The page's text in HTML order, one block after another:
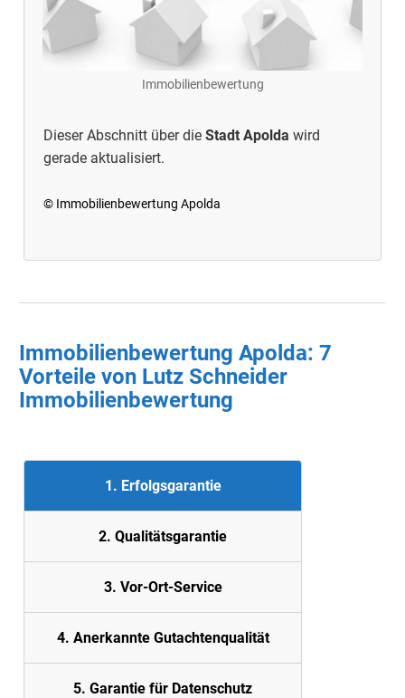
Immobilienbewertung
Dieser Abschnitt über die Stadt Apolda wird
gerade aktualisiert.
© Immobilienbewertung Apolda
Immobilienbewertung Apolda: 7
Vorteile von Lutz Schneider
Immobilienbewertung
1. Erfolgsgarantie
2. Qualitätsgarantie
3. Vor-Ort-Service
4. Anerkannte Gutachtenqualität
5. Garantie für Datenschutz